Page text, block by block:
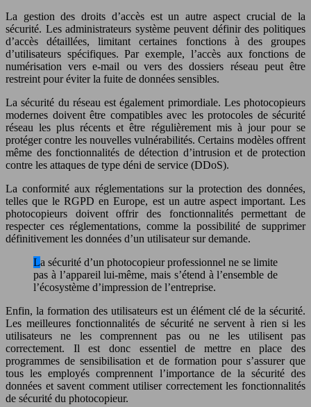
La gestion des droits d’accès est un autre aspect crucial de la
sécurité. Les administrateurs système peuvent définir des politiques
d’accès détaillées, limitant certaines fonctions à des groupes
d’utilisateurs spécifiques. Par exemple, l’accès aux fonctions de
numérisation vers e-mail ou vers des dossiers réseau peut être
restreint pour éviter la fuite de données sensibles.
La sécurité du réseau est également primordiale. Les photocopieurs
modernes doivent être compatibles avec les protocoles de sécurité
réseau les plus récents et être régulièrement mis à jour pour se
protéger contre les nouvelles vulnérabilités. Certains modèles offrent
même des fonctionnalités de détection d’intrusion et de protection
contre les attaques de type déni de service (DDoS).
La conformité aux réglementations sur la protection des données,
telles que le RGPD en Europe, est un autre aspect important. Les
photocopieurs doivent offrir des fonctionnalités permettant de
respecter ces réglementations, comme la possibilité de supprimer
définitivement les données d’un utilisateur sur demande.
La sécurité d’un photocopieur professionnel ne se limite
pas à l’appareil lui-même, mais s’étend à l’ensemble de
l’écosystème d’impression de l’entreprise.
Enfin, la formation des utilisateurs est un élément clé de la sécurité.
Les meilleures fonctionnalités de sécurité ne servent à rien si les
utilisateurs ne les comprennent pas ou ne les utilisent pas
correctement. Il est donc essentiel de mettre en place des
programmes de sensibilisation et de formation pour s’assurer que
tous les employés comprennent l’importance de la sécurité des
données et savent comment utiliser correctement les fonctionnalités
de sécurité du photocopieur.